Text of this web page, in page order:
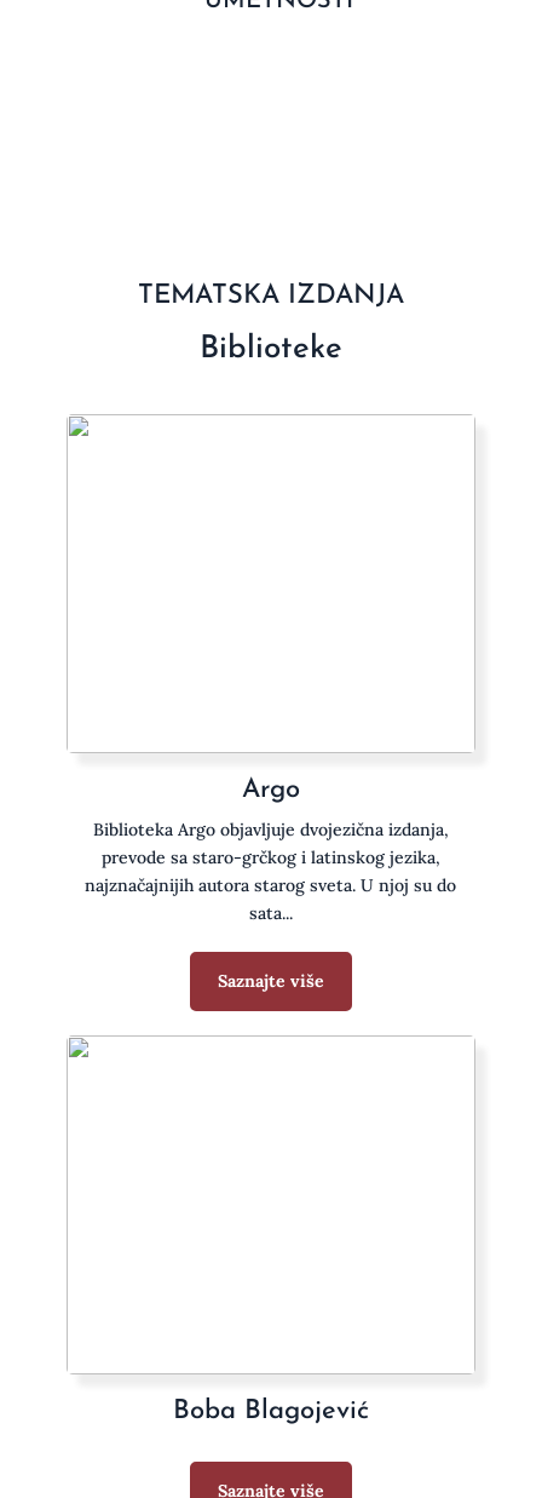
TEMATSKA IZDANJA
Biblioteke
Argo
Biblioteka Argo objavljuje dvojezična izdanja,
prevode sa staro-grčkog i latinskog jezika,
najznačajnijih autora starog sveta. U njoj su do
sata...
Saznajte više
Boba Blagojević
Saznajte više